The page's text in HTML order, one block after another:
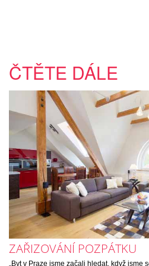
ČTĚTE DÁLE
ZAŘIZOVÁNÍ POZPÁTKU
„Byt v Praze jsme začali hledat, když jsme